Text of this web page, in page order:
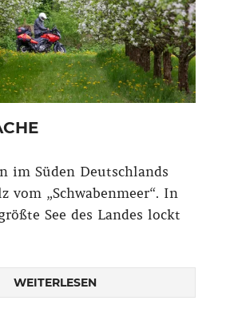
im Süden Deutschlands
vom „Schwabenmeer“. In
See des Landes lockt
WEITERLESEN